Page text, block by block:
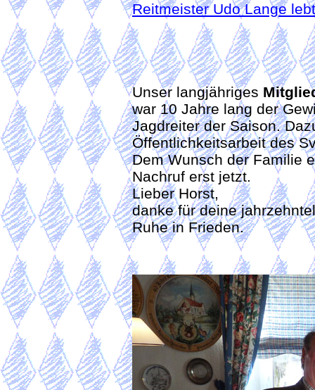
Reitmeister Udo Lange
Unser langjähriges
war 10 Jahre lang der
Jagdreiter der Saison.
Öffentlichkeitsarbeit des
Dem Wunsch der Familie
Nachruf erst jetzt.
Lieber Horst,
danke für deine
Ruhe in Frieden.